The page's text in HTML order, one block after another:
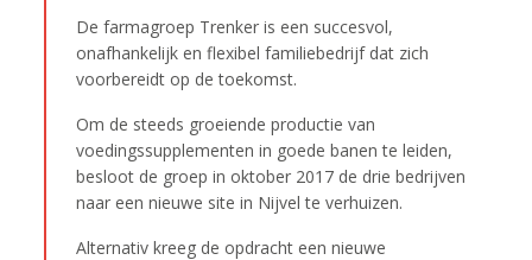
De farmagroep Trenker is een succesvol,
onafhankelijk en flexibel familiebedrijf dat zich
voorbereidt op de toekomst.
Om de steeds groeiende productie van
voedingssupplementen in goede banen te leiden,
besloot de groep in oktober 2017 de drie bedrijven
naar een nieuwe site in Nijvel te verhuizen.
Alternativ kreeg de opdracht een nieuwe